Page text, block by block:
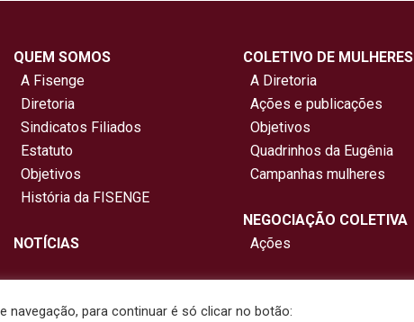
QUEM SOMOS
A Fisenge
Diretoria
Sindicatos Filiados
Estatuto
Objetivos
História da FISENGE
NOTÍCIAS
COLETIVO DE MULHERES
A Diretoria
Ações e publicações
Objetivos
Quadrinhos da Eugênia
Campanhas mulheres
NEGOCIAÇÃO COLETIVA
Ações
navegação, para continuar é só clicar no botão: